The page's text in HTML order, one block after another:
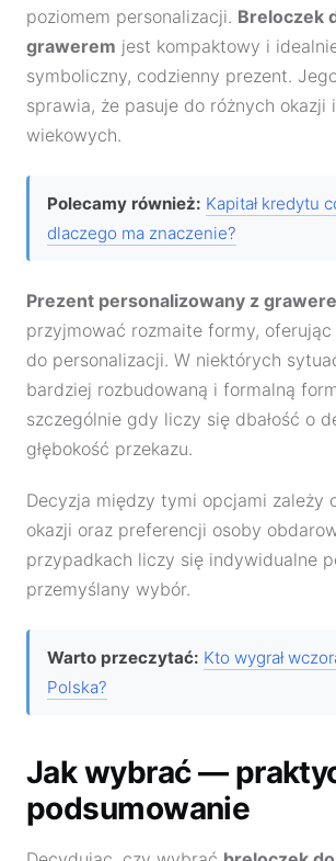
poziomem personalizacji. Breloczek
grawerem jest kompaktowy i
symboliczny, codzienny prezent.
sprawia, że pasuje do różnych okazji
wiekowych.
Polecamy również: Kapitał kredytu
dlaczego ma znaczenie?
Prezent personalizowany z
przyjmować rozmaite formy, oferując
do personalizacji. W niektórych
bardziej rozbudowaną i formalną
szczególnie gdy liczy się dbałość o
głębokość przekazu.
Decyzja między tymi opcjami zależy
okazji oraz preferencji osoby
przypadkach liczy się indywidualne
przemyślany wybór.
Warto przeczytać: Kto wygrał
Polska?
Jak wybrać —
podsumowanie